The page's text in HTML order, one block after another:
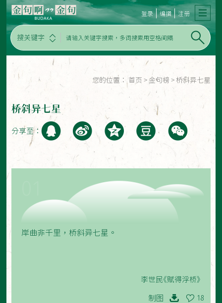
搜关键字
登录 编撰 注册
您的位置： 首页 > 金句榜 > 桥斜异七星
桥斜异七星
分享至：
岸曲非千里，桥斜异七星。
李世民《赋得浮桥》
制图 18